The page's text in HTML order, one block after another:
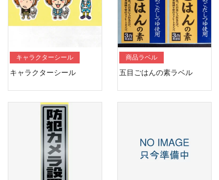
キャラクターシール
キャラクターシール
商品ラベル
五目ごはんの素ラベル